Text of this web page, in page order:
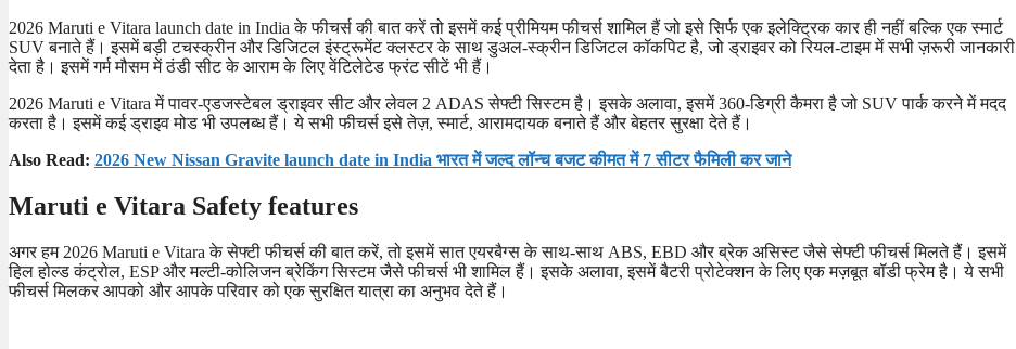
2026 Maruti e Vitara launch date in India के फीचर्स की बात करें तो इसमें कई प्रीमियम फीचर्स शामिल हैं जो इसे सिर्फ एक इलेक्ट्रिक कार ही नहीं बल्कि एक स्मार्ट
SUV बनाते हैं। इसमें बड़ी टचस्क्रीन और डिजिटल इंस्ट्रूमेंट क्लस्टर के साथ डुअल-स्क्रीन डिजिटल कॉकपिट है, जो ड्राइवर को रियल-टाइम में सभी ज़रूरी जानकारी
देता है। इसमें गर्म मौसम में ठंडी सीट के आराम के लिए वेंटिलेटेड फ्रंट सीटें भी हैं।
2026 Maruti e Vitara में पावर-एडजस्टेबल ड्राइवर सीट और लेवल 2 ADAS सेफ्टी सिस्टम है। इसके अलावा, इसमें 360-डिग्री कैमरा है जो SUV पार्क करने में मदद
करता है। इसमें कई ड्राइव मोड भी उपलब्ध हैं। ये सभी फीचर्स इसे तेज़, स्मार्ट, आरामदायक बनाते हैं और बेहतर सुरक्षा देते हैं।
Also Read: 2026 New Nissan Gravite launch date in India भारत में जल्द लॉन्च बजट कीमत में 7 सीटर फैमिली कर जाने
Maruti e Vitara Safety features
अगर हम 2026 Maruti e Vitara के सेफ्टी फीचर्स की बात करें, तो इसमें सात एयरबैग्स के साथ-साथ ABS, EBD और ब्रेक असिस्ट जैसे सेफ्टी फीचर्स मिलते हैं। इसमें
हिल होल्ड कंट्रोल, ESP और मल्टी-कोलिजन ब्रेकिंग सिस्टम जैसे फीचर्स भी शामिल हैं। इसके अलावा, इसमें बैटरी प्रोटेक्शन के लिए एक मज़बूत बॉडी फ्रेम है। ये सभी
फीचर्स मिलकर आपको और आपके परिवार को एक सुरक्षित यात्रा का अनुभव देते हैं।